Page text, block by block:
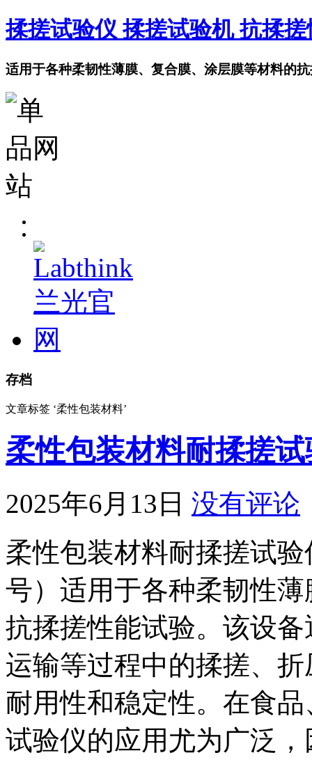
揉搓试验仪 揉搓试验机 抗揉
适用于各种柔韧性薄膜、复合膜、涂层膜等材料的
存档
文章标签 ‘柔性包装材料’
柔性包装材料耐揉搓
2025年6月13日 没有评论
柔性包装材料耐揉搓试
号）适用于各种柔韧性
抗揉搓性能试验。该设
运输等过程中的揉搓、
耐用性和稳定性。在食
试验仪的应用尤为广泛